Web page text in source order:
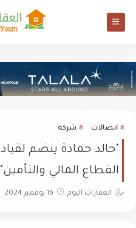
اتصالات شركة
القطاع المالي والتأمين"
العقارات اليوم 16 نوفمبر 2024